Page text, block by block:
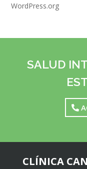
WordPress.org
SALUD
CLÍNICA